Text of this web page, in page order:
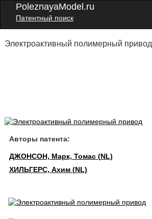
PoleznayaModel.ru
Патентный поиск
Электроактивный полимерный привод
Авторы патента:
ДЖОНСОН, Марк, Томас (NL)
ХИЛЬГЕРС, Ахим (NL)